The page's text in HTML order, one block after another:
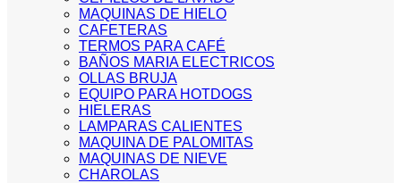
MAQUINAS DE HIELO
CAFETERAS
TERMOS PARA CAFÉ
BAÑOS MARIA ELECTRICOS
OLLAS BRUJA
EQUIPO PARA HOTDOGS
HIELERAS
LAMPARAS CALIENTES
MAQUINA DE PALOMITAS
MAQUINAS DE NIEVE
CHAROLAS